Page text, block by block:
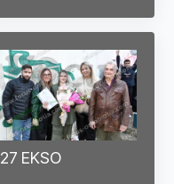
27 EKSO